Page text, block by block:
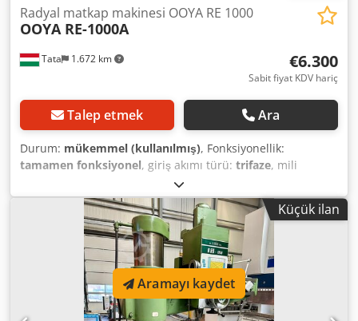
Tata 1.672 km
Radyal matkap makinesi OOYA RE 1000
OOYA RE-1000A
€6.300
Sabit fiyat KDV hariç
Talep etmek Ara
Durum: mükemmel (kullanılmış), Fonksiyonellik:
tamamen fonksiyonel, giriş akımı türü: trifaze, mili
, toplam ağırlık:2.500 kg
40 mm, maksimum mil hızı:1.655 dev/dak, Çok iyi
durumda satılık OOYA RE 1000 radyal matkap makinesi
Dwodpfjwvufgox Abaoa Üretici: OOYA Machinery Works Co.
Ltd Model: RE-1000A Devir aralığı: %50 (12 kademeli), 32–
1655 dev/dak (50 Hz) Yük mesafesi: 1000 mm Mil
bağlantısı: MK 4 Çelikte delme kapasitesi (çap): 35 mm
dökme demirde delme kapasitesi (çap): 40 mm Kolun dikey
hareketi: 650 mm Mil çapı: 60 mm Kolon çapı: 320 mm
Küçük ilan
Aramayı kaydet